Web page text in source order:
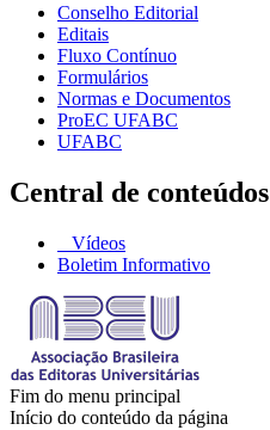
Conselho Editorial
Editais
Fluxo Contínuo
Formulários
Normas e Documentos
ProEC UFABC
UFABC
Central de conteúdos
Vídeos
Boletim Informativo
Fim do menu principal
Início do conteúdo da página